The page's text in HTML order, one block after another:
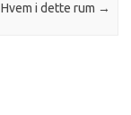
Hvem i dette rum →